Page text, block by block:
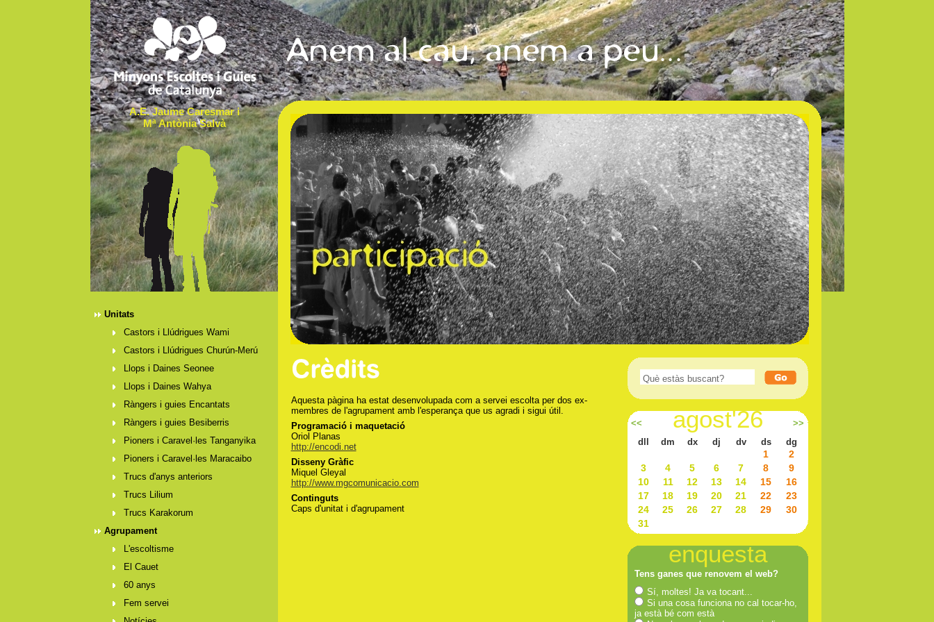
A.E. Jaume Caresmar i
Mª Antònia Salvà
Unitats
Castors i Llúdrigues Wami
Castors i Llúdrigues Churún-Merú
Llops i Daines Seonee
Llops i Daines Wahya
Ràngers i guies Encantats
Ràngers i guies Besiberris
Pioners i Caravel·les Tanganyika
Pioners i Caravel·les Maracaibo
Trucs d'anys anteriors
Trucs Lilium
Trucs Karakorum
Agrupament
L'escoltisme
El Cauet
60 anys
Fem servei
Aquesta pàgina ha estat desenvolupada com a servei escolta per dos ex-
membres de l'agrupament amb l'esperança que us agradi i sigui útil.
Programació i maquetació
Oriol Planas
http://encodi.net
Disseny Gràfic
Miquel Gleyal
http://www.mgcomunicacio.com
Continguts
Caps d'unitat i d'agrupament
<< agost'26
>>
dll
dm dx dj dv ds dg
1
2
3
4 5 6 7 8
9
10
11 12 13 14 15
16
17
18 19 20 21 22
23
24
25 26 27 28 29
30
31
enquesta
Tens ganes que renovem el web?
Sí, moltes! Ja va tocant...
Si una cosa funciona no cal tocar-ho,
ja està bé com està